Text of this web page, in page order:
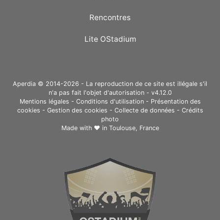
Rencontres
Lite OStadium
Aperdia © 2014-2026 - La reproduction de ce site est illégale s'il
n'a pas fait l'objet d'autorisation - v4.12.0
Mentions légales - Conditions d'utilisation- Présentation des
cookies - Gestion des cookies - Collecte de données - Crédits
photo
Made with ❤ in Toulouse, France